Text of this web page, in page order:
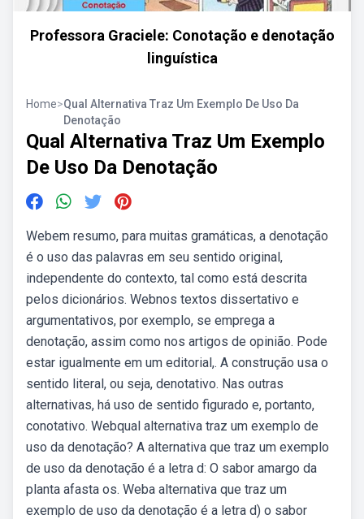
Professora Graciele: Conotação e denotação
linguística
Home>Qual Alternativa Traz Um Exemplo De Uso Da
Denotação
Qual Alternativa Traz Um Exemplo
De Uso Da Denotação
Webem resumo, para muitas gramáticas, a denotação
é o uso das palavras em seu sentido original,
independente do contexto, tal como está descrita
pelos dicionários. Webnos textos dissertativo e
argumentativos, por exemplo, se emprega a
denotação, assim como nos artigos de opinião. Pode
estar igualmente em um editorial,. A construção usa o
sentido literal, ou seja, denotativo. Nas outras
alternativas, há uso de sentido figurado e, portanto,
conotativo. Webqual alternativa traz um exemplo de
uso da denotação? A alternativa que traz um exemplo
de uso da denotação é a letra d: O sabor amargo da
planta afasta os. Weba alternativa que traz um
exemplo de uso da denotação é a letra d) o sabor